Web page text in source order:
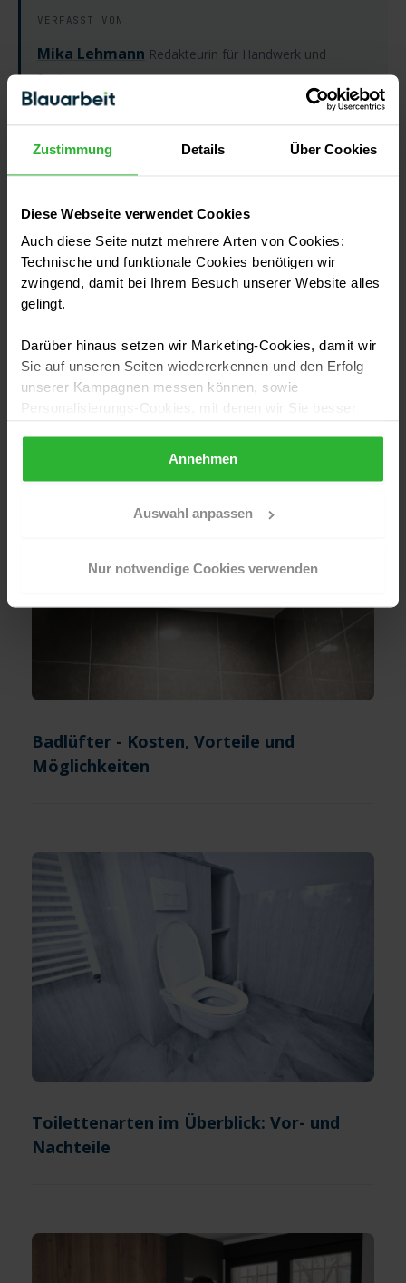
Zustimmung Details Über Cookies
Diese Webseite verwendet Cookies
Auch diese Seite nutzt mehrere Arten von Cookies:
Technische und funktionale Cookies benötigen wir
zwingend, damit bei Ihrem Besuch unserer Website alles
gelingt.
Darüber hinaus setzen wir Marketing-Cookies, damit wir
Sie auf unseren Seiten wiedererkennen und den Erfolg
unserer Kampagnen messen können, sowie
Personalisierungs-Cookies, mit denen wir Sie besser
jederzeit über Ihren Browser tun. Sie können natürlich
das Funktionieren unserer Seite zwingend erforderlich
Sind Sie über 16? Dann willigen Sie mit „Annehmen“ in
die Nutzung aller Cookies ein – und schon gehts weiter.
Annehmen
Auswahl anpassen
Nur notwendige Cookies verwenden
VERFASST VON
Mika Lehmann Redakteurin für Handwerk und
Sanierung
Mika Lehmann hat Online-Redaktion an der TH Köln
studiert und gehört seit 2018 zu den produktivsten
Autorinnen des Blauarbeit-Ratgebers. Kaum ein
Schwerpunkte sind Handwerkskosten, Sanierung und
Modernisierung, von Dach und Fassade bis Solar und
Energie. Ihr Steckenpferd sind die Zahlen: Was kostet
eine Handwerksleistung wirklich, und woran erkennt
man ein faires Angebot?
So entstehen unsere Ratgeber
Weiterlesen
Badlüfter - Kosten, Vorteile und
Möglichkeiten
Toilettenarten im Überblick: Vor- und
Nachteile